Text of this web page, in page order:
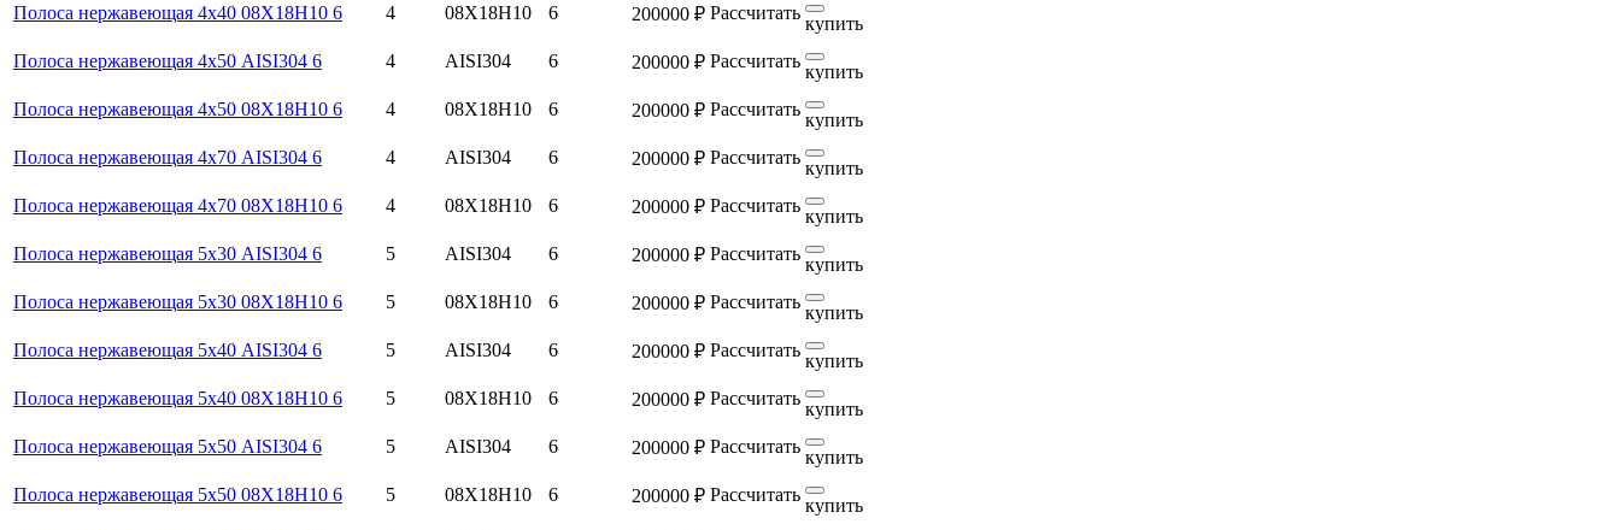
Полоса нержавеющая 4х40 08Х18Н10 6
4 08Х18Н10 6 200000 ₽ Рассчитать
купить
Полоса нержавеющая 4х50 AISI304 6
4 AISI304 6 200000 ₽ Рассчитать
купить
Полоса нержавеющая 4х50 08Х18Н10 6
4 08Х18Н10 6 200000 ₽ Рассчитать
купить
Полоса нержавеющая 4х70 AISI304 6
4 AISI304 6 200000 ₽ Рассчитать
купить
Полоса нержавеющая 4х70 08Х18Н10 6
4 08Х18Н10 6 200000 ₽ Рассчитать
купить
Полоса нержавеющая 5х30 AISI304 6
5 AISI304 6 200000 ₽ Рассчитать
купить
Полоса нержавеющая 5х30 08Х18Н10 6
5 08Х18Н10 6 200000 ₽ Рассчитать
купить
Полоса нержавеющая 5х40 AISI304 6
5 AISI304 6 200000 ₽ Рассчитать
купить
Полоса нержавеющая 5х40 08Х18Н10 6
5 08Х18Н10 6 200000 ₽ Рассчитать
купить
Полоса нержавеющая 5х50 AISI304 6
5 AISI304 6 200000 ₽ Рассчитать
купить
Полоса нержавеющая 5х50 08Х18Н10 6
5 08Х18Н10 6 200000 ₽ Рассчитать
купить